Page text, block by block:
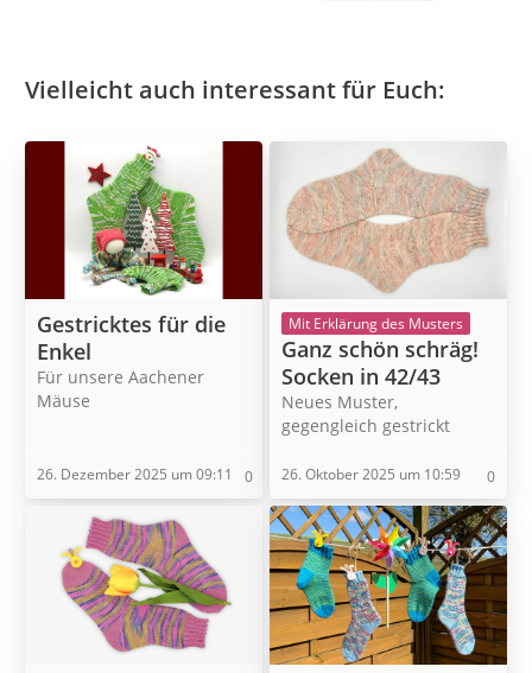
Vielleicht auch interessant für Euch:
Gestricktes für die
Enkel
Für unsere Aachener
Mäuse
26. Dezember 2025 um 09:11 0
Mit Erklärung des Musters
Ganz schön schräg!
Socken in 42/43
Neues Muster,
gegengleich gestrickt
26. Oktober 2025 um 10:59 0